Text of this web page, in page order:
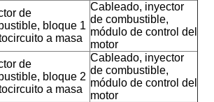
de
bloque 1
a masa
Cableado, inyector
de combustible,
módulo de control del
motor
de
bloque 2
a masa
Cableado, inyector
de combustible,
módulo de control del
motor